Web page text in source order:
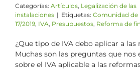
Categorías: Artículos, Legalización de las
instalaciones | Etiquetas: Comunidad de
17/2019, IVA, Presupuestos, Reforma de
¿Que tipo de IVA debo aplicar a las
Muchas son las preguntas que nos
sobre el IVA aplicable a las